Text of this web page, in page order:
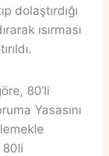
dolaştırdığı
ısırması
80’li
Yasasını
80li